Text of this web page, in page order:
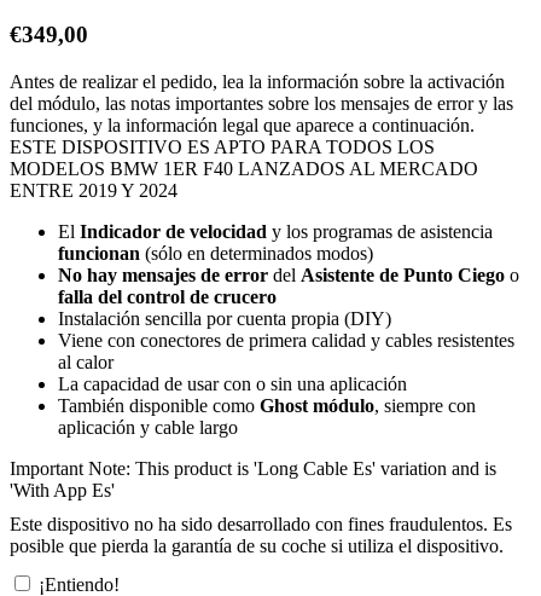
€349,00
Antes de realizar el pedido, lea la información sobre la activación
del módulo, las notas importantes sobre los mensajes de error y las
funciones, y la información legal que aparece a continuación.
ESTE DISPOSITIVO ES APTO PARA TODOS LOS
MODELOS BMW 1ER F40 LANZADOS AL MERCADO
ENTRE 2019 Y 2024
El Indicador de velocidad y los programas de asistencia
funcionan (sólo en determinados modos)
No hay mensajes de error del Asistente de Punto Ciego o
falla del control de crucero
Instalación sencilla por cuenta propia (DIY)
Viene con conectores de primera calidad y cables resistentes
al calor
La capacidad de usar con o sin una aplicación
También disponible como Ghost módulo, siempre con
aplicación y cable largo
Important Note: This product is 'Long Cable Es' variation and is
'With App Es'
Este dispositivo no ha sido desarrollado con fines fraudulentos. Es
posible que pierda la garantía de su coche si utiliza el dispositivo.
¡Entiendo!